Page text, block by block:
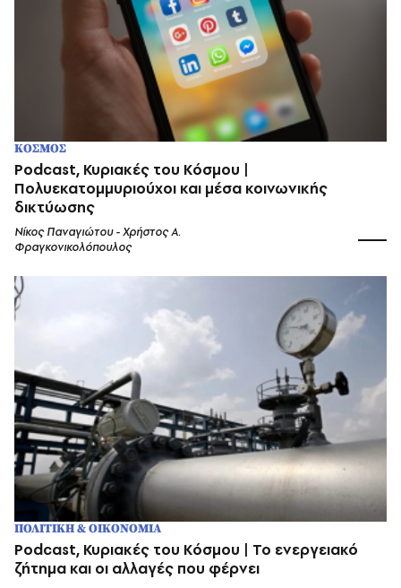
ΚΟΣΜΟΣ
Podcast, Κυριακές του Κόσμου |
Πολυεκατομμυριούχοι και μέσα κοινωνικής
δικτύωσης
Νίκος Παναγιώτου - Χρήστος Α.
Φραγκονικολόπουλος
ΠΟΛΙΤΙΚΗ & ΟΙΚΟΝΟΜΙΑ
Podcast, Κυριακές του Κόσμου | Το ενεργειακό
ζήτημα και οι αλλαγές που φέρνει